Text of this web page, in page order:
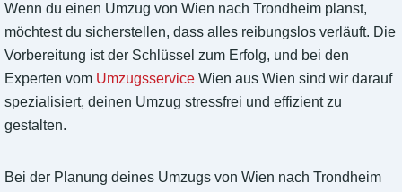
Wenn du einen Umzug von Wien nach Trondheim planst,
möchtest du sicherstellen, dass alles reibungslos verläuft. Die
Vorbereitung ist der Schlüssel zum Erfolg, und bei den
Experten vom Umzugsservice Wien aus Wien sind wir darauf
spezialisiert, deinen Umzug stressfrei und effizient zu
gestalten.
Bei der Planung deines Umzugs von Wien nach Trondheim